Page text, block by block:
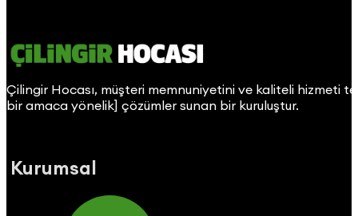
Çilingir Hocası, müşteri memnuniyetini ve kaliteli hizmeti
bir amaca yönelik] çözümler sunan bir kuruluştur.
Kurumsal